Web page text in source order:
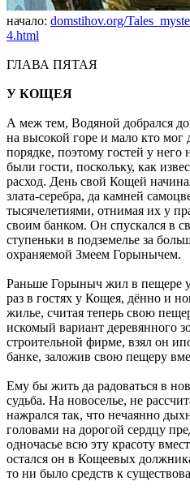
начало: domstihov.org/
4.html
ГЛАВА ПЯТАЯ
У КОЩЕЯ
А меж тем, Водяной добрался
на высокой горе и мало кто мог
порядке, поэтому гостей у
были гости, поскольку, как
расход. День свой Кощей
злата-серебра, да камней
тысячелетиями, отнимая их у
своим банком. Он спускался в
ступеньки в подземелье за
охраняемой Змеем Горынычем.
Раньше Горыныч жил в пещере
раз в гостях у Кощея, дённо и
жилье, считая теперь свою
искомый вариант деревянного
строительной фирме, взял он
банке, заложив свою пещеру
Ему бы жить да радоваться в
судьба. На новоселье, не
нажрался так, что нечаянно
головами на дорогой сердцу
одночасье всю эту красоту
остался он в Кощеевых
то ни было средств к